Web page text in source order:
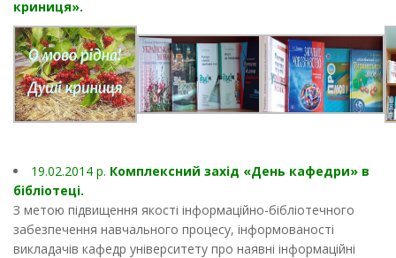
криниця».
19.02.2014 p. Комплексний захід «День кафедри» в
бібліотеці.
З метою підвищення якості інформаційно-бібліотечного
забезпечення навчального процесу, інформованості
викладачів кафедр університету про наявні інформаційні